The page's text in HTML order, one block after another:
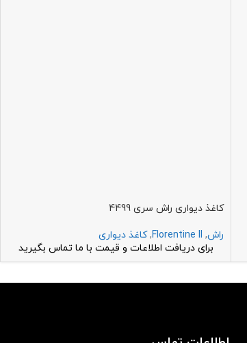
کاغذ دیواری راش سری 4499
راش,
Florentine II
, کاغذ دیواری
برای دریافت اطلاعات و قیمت با ما تماس بگیرید